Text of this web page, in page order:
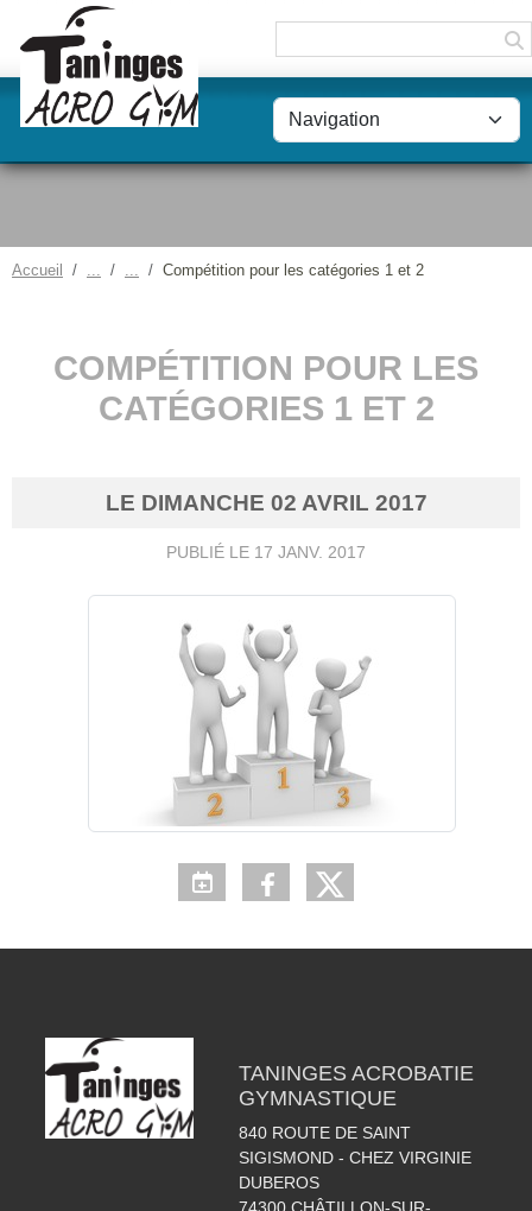
Accueil Compétition pour les catégories 1 et 2
COMPÉTITION POUR LES
CATÉGORIES 1 ET 2
LE DIMANCHE 02 AVRIL 2017
PUBLIÉ LE 17 JANV. 2017
TANINGES ACROBATIE
GYMNASTIQUE
840 ROUTE DE SAINT
SIGISMOND - CHEZ VIRGINIE
DUBEROS
Panneau de gestion des cookies